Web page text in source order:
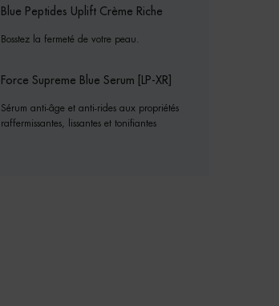
Blue Peptides Uplift Crème Riche
Bosstez la fermeté de votre peau.
Force Supreme Blue Serum [LP-XR]
Sérum anti-âge et anti-rides aux propriétés
raffermissantes, lissantes et tonifiantes